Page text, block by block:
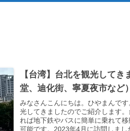
【台湾】台北を観光して
堂、迪化街、寧夏夜市など）
みなさんこんにちは。ひやまんで
光してきましたのでご紹介します
れば地下鉄やバスに簡単に乗れて
可能です。2023年4月に訪問しまし